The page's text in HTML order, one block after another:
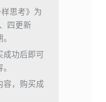
思考》为
四更新
成功后即可
容，购买成